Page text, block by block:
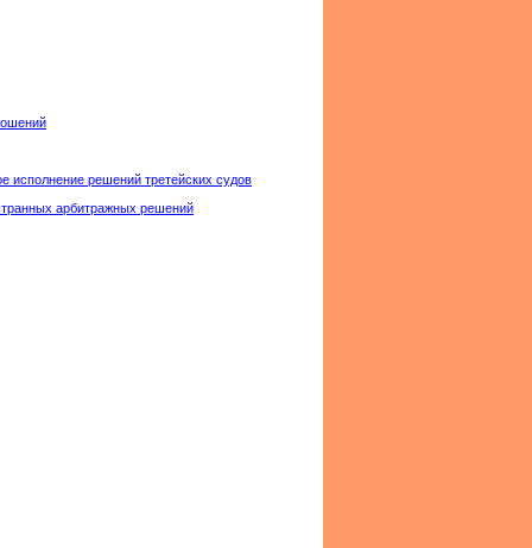
исполнение решений третейских судов
арбитражных решений